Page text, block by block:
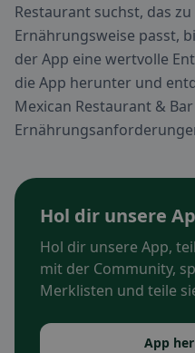
Restaurant suchst, das
Ernährungsweise passt,
der App eine wertvolle
die App herunter und
Mexican Restaurant &
Hol dir unsere
Hol dir unsere App,
mit der Community,
Merklisten und teile
App